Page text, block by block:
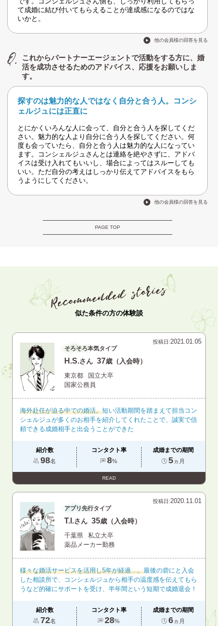
て成婚に結び付いてもらえることが達成感になるのではな
いかと。
他の会員様の回答を見る
これからパートナーエージェントで活動をする方に、婚
活を成功させるためのアドバイス、応援をお願いしま
す。
探すのは魅力的な人ではなく自分と合う人。コンシ
ェルジュには正直に
とにかくいろんな人に会って、自分と合う人を探してくだ
さい。魅力的な人より自分に合う人を探してください。何
度も会っていたら、自分と合う人は魅力的な人になってい
ます。コンシェルジュさんとは連絡を絶やさずに、アドバ
イスは受け入れてもいいし、場合によってはスルーしても
いい。ただ自分の考えはしっかり伝えてアドバイスをもら
うようにしてください。
他の会員様の回答を見る
PAGE TOP
似た条件の方の体験談
投稿日:2021.01.05
そろそろ本気タイプ
H.S.さん 37歳（入会時）
東京都
国立大卒
国家公務員
海外赴任が迫る中での婚活。短い活動期間を踏まえて担当コン
シェルジュが多くのお相手を紹介してくれたことで、誠実で信
頼できる成婚相手と出会うことができた
紹介数
98名
コンタクト率
8%
成婚までの期間
5ヵ月
READ
投稿日:2020.11.01
アプリ先行タイプ
T.I.さん 35歳（入会時）
千葉県
私立大卒
薬品メーカー勤務
様々な婚活サービスを活用し5年が経過…。最後の砦にと入会
した相談所で、コンシェルジュから相手の温度感を伝えてもら
うなど的確にサポートを受け、半年間という短期で成婚退会！
紹介数
72名
コンタクト率
28%
成婚までの期間
6ヵ月